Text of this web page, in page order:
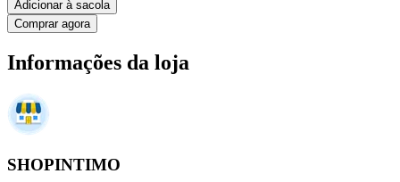
Adicionar à sacola
Comprar agora
Informações da loja
SHOPINTIMO